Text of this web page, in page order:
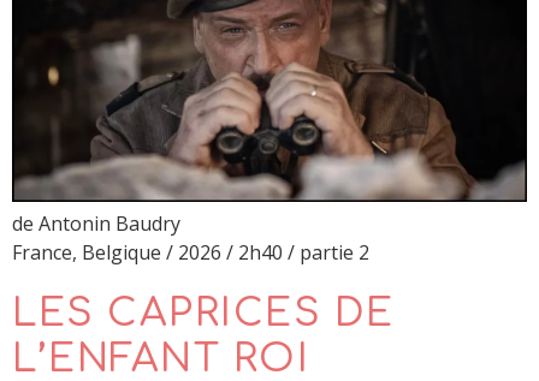
de Antonin Baudry
France, Belgique / 2026 / 2h40 / partie 2
LES CAPRICES DE
L’ENFANT ROI